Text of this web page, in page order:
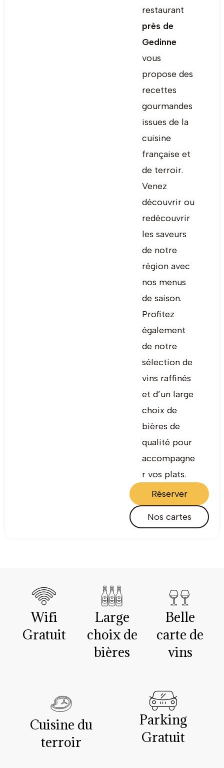
restaurant
près de
Gedinne
vous
propose des
recettes
gourmandes
issues de la
cuisine
française et
de terroir.
Venez
découvrir ou
redécouvrir
les saveurs
de notre
région avec
nos menus
de saison.
Profitez
également
de notre
sélection de
vins raffinés
et d’un large
choix de
bières de
qualité pour
accompagne
r vos plats.
Réserver
Nos cartes
Wifi
Gratuit
Large
choix de
bières
Belle
carte de
vins
Cuisine du
terroir
Parking
Gratuit